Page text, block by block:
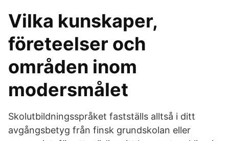
Vilka kunskaper,
företeelser och
områden inom
modersmålet
Skolutbildningsspråket fastställs alltså i ditt
avgångsbetyg från finsk grundskolan eller